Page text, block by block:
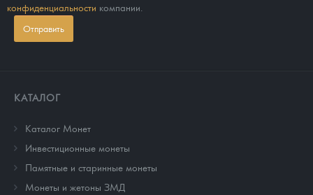
конфиденциальности компании.
Отправить
КАТАЛОГ
Каталог Монет
Инвестиционные монеты
Памятные и старинные монеты
Монеты и жетоны ЗМД